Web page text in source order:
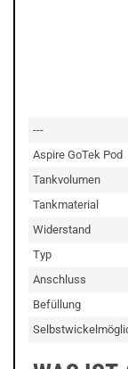
---
Aspire GoTek Pod
Tankvolumen
Tankmaterial
Widerstand
Typ
Anschluss
Befüllung